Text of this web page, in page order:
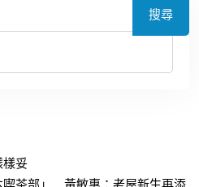
搜尋
妥
喫茶部」 黃敏惠：老屋新生再添